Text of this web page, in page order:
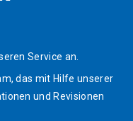
Service an.
das mit Hilfe unserer
und Revisionen